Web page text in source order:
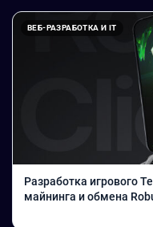
ВЕБ-РАЗРАБОТКА И IT
Разработка игрового
майнинга и обмена